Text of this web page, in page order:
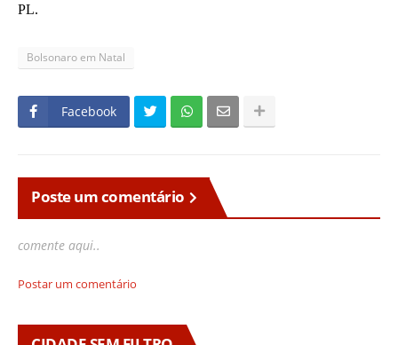
PL.
Bolsonaro em Natal
Facebook
Poste um comentário
comente aqui..
Postar um comentário